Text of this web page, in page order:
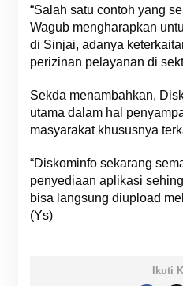
“Salah satu contoh yang
Wagub mengharapkan
di Sinjai, adanya
perizinan pelayanan di
Sekda menambahkan,
utama dalam hal
masyarakat khususnya
“Diskominfo sekarang
penyediaan aplikasi
bisa langsung diupload
(Ys)
Ikuti